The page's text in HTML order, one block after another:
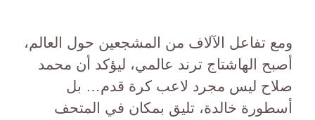
ومع تفاعل الآلاف من المشجعين حول العالم،
أصبح الهاشتاج ترند عالمي، ليؤكد أن محمد
صلاح ليس مجرد لاعب كرة قدم… بل
أسطورة خالدة، تليق بمكان في المتحف